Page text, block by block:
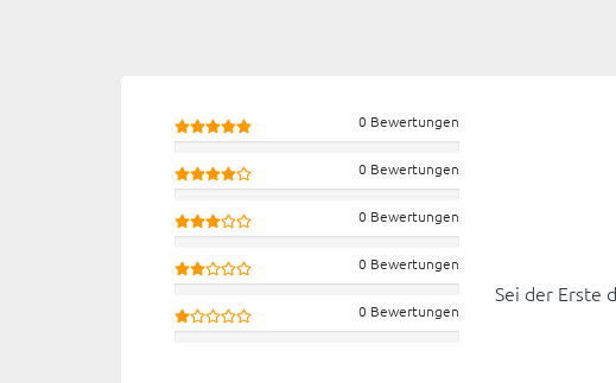
0 Bewertungen
0 Bewertungen
0 Bewertungen
0 Bewertungen
0 Bewertungen
Sei der Erste